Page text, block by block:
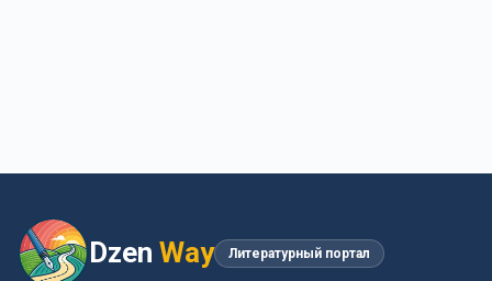
Dzen Way Литературный портал